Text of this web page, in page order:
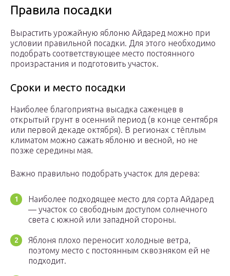
Правила посадки
Вырастить урожайную яблоню Айдаред можно при
условии правильной посадки. Для этого необходимо
подобрать соответствующее место постоянного
произрастания и подготовить участок.
Сроки и место посадки
Наиболее благоприятна высадка саженцев в
открытый грунт в осенний период (в конце сентября
или первой декаде октября). В регионах с тёплым
климатом можно сажать яблоню и весной, но не
позже середины мая.
Важно правильно подобрать участок для дерева:
Наиболее подходящее место для сорта Айдаред
— участок со свободным доступом солнечного
света с южной или западной стороны.
Яблоня плохо переносит холодные ветра,
поэтому место с постоянным сквозняком ей не
подходит.